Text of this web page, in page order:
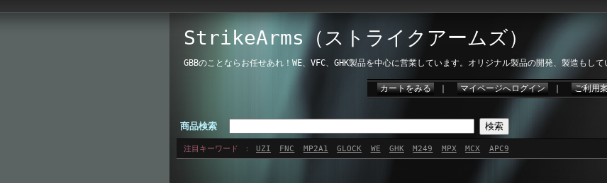
StrikeArms（ストライクアームズ）
GBBのことならお任せあれ！WE、VFC、GHK製品を中心に営業しています。オリジナル製品の開発、製造もして
カートをみる マイページへログイン ご利用
商品検索
注目キーワード UZI FNC MP2A1 GLOCK WE GHK M249 MPX MCX APC9